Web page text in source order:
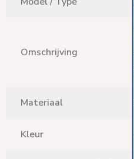
Omschrijving
Materiaal
Kleur